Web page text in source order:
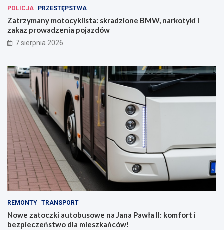
POLICJA PRZESTĘPSTWA
Zatrzymany motocyklista: skradzione BMW, narkotyki i
zakaz prowadzenia pojazdów
7 sierpnia 2026
REMONTY TRANSPORT
Nowe zatoczki autobusowe na Jana Pawła II: komfort i
bezpieczeństwo dla mieszkańców!